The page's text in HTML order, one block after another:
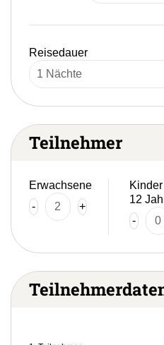
Reisedauer
Teilnehmer
Erwachsene
-
+
12
-